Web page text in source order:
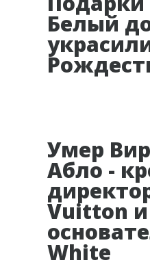
Белый
Умер
Абло -
Vuitton и
White